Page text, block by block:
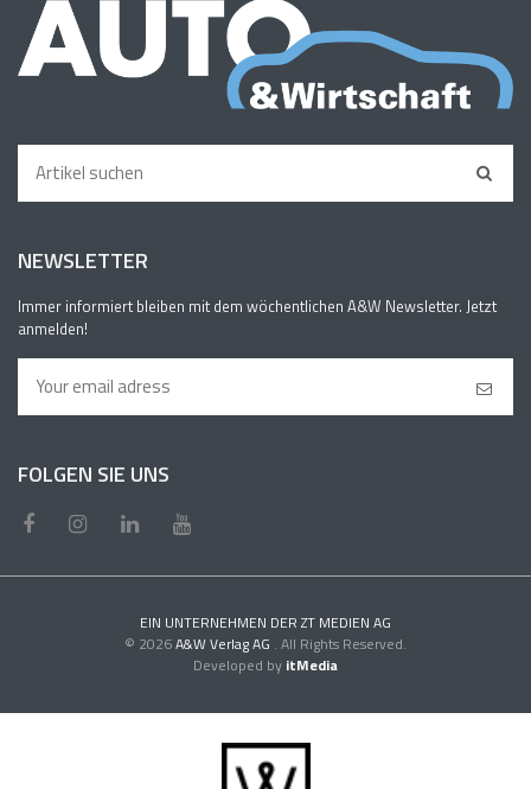
NEWSLETTER
Immer informiert bleiben mit dem wöchentlichen A&W Newsletter. Jetzt
anmelden!
FOLGEN SIE UNS
EIN UNTERNEHMEN DER ZT MEDIEN AG
© 2026A&W Verlag AG . All Rights Reserved.
Developed by itMedia